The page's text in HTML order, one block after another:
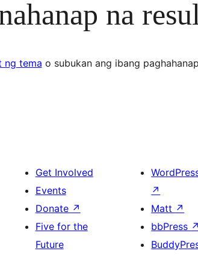
na
ng tema o subukan ang ibang
Get Involved
Events
Donate ↗
Five for the
Future
↗
Matt ↗
bbPress ↗